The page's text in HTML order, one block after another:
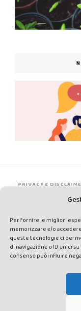
Per fornire le migliori
memorizzare e/o
queste tecnologie ci
di navigazione o ID unici
consenso può influire
PRIVACY E
rights reserved -
autorizzazione n°1
Cacace - E-mail:
Media